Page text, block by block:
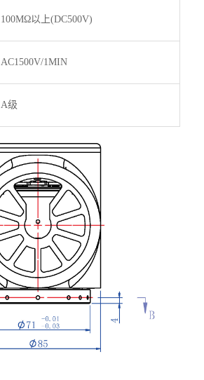
100MΩ以上(DC500V)
AC1500V/1MIN
A级